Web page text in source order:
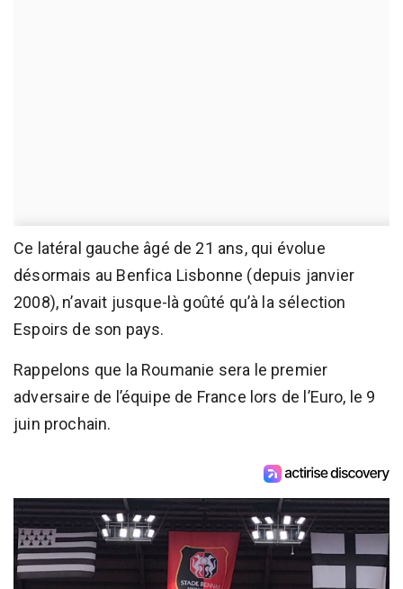
Ce latéral gauche âgé de 21 ans, qui évolue
désormais au Benfica Lisbonne (depuis janvier
2008), n’avait jusque-là goûté qu’à la sélection
Espoirs de son pays.
Rappelons que la Roumanie sera le premier
adversaire de l’équipe de France lors de l’Euro, le 9
juin prochain.